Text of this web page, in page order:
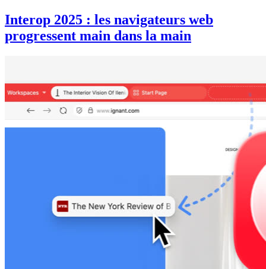
Interop 2025 : les navigateurs web
progressent main dans la main